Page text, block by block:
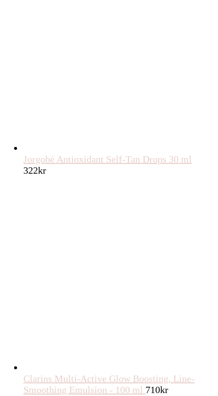
Jorgobé Antioxidant Self-Tan Drops 30 ml
322kr
Clarins Multi-Active Glow Boosting, Line-
Smoothing Emulsion - 100 ml 710kr